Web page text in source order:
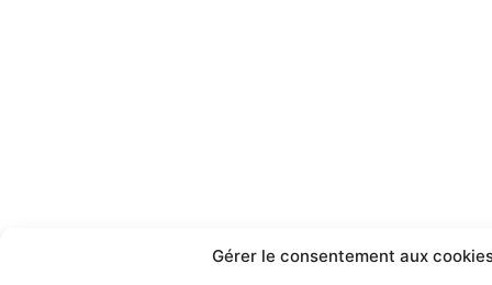
Gérer le consentement aux